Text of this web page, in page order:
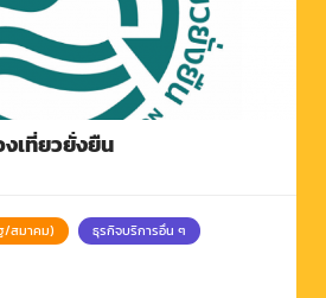
เที่ยวยั่งยืน
/สมาคม) ธุรกิจบริการอื่น ๆ